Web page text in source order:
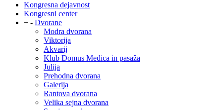
Kongresna dejavnost
Kongresni center
+ - Dvorane
Modra dvorana
Viktorija
Akvarij
Klub Domus Medica in pasaža
Julija
Prehodna dvorana
Galerija
Rantova dvorana
Velika sejna dvorana